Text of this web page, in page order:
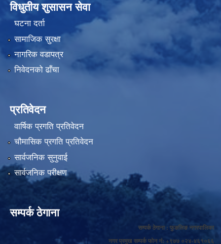
विधुतीय शुसासन सेवा
घटना दर्ता
सामाजिक सुरक्षा
नागरिक वडापत्र
निवेदनको ढाँचा
प्रतिवेदन
वार्षिक प्रगति प्रतिवेदन
चौमासिक प्रगति प्रतिवेदन
सार्वजनिक सुनुवाई
सार्वजनिक परीक्षण
सम्पर्क ठेगाना
सम्पर्क ठेगाना : फुङलिङ नगरपालिका
नगर प्रमुख सम्पर्क फोन नं: +९७७ ०२४-४६१०६६